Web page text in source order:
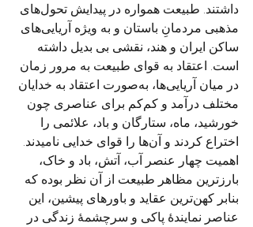
داشتند. طبیعت همواره در پیدایش تحول‌های
مذهبی مردمانِ باستان و به ویژه آریایی‌های
است. اعتقاد به قوای طبیعت به مرور زمان
در میان آریایی‌ها، به‌صورت اعتقاد به خدایان
مختلف درآمد و کم‌کم برای عناصری چون
خورشید، ماه، ستارگان و باد، علائمی را
اختراع کردند و آن‌ها را قوای خدایی نامیدند.
اهمیت چهار عنصر آب، آتش، باد و خاک،
بارزترین مظاهر طبیعت از آن نظر بوده که
بنابر کهن‌ترین عقاید و باورهای پیشین، این
عناصر نمایندهٔ پاکی و سرچشمهٔ زندگی در